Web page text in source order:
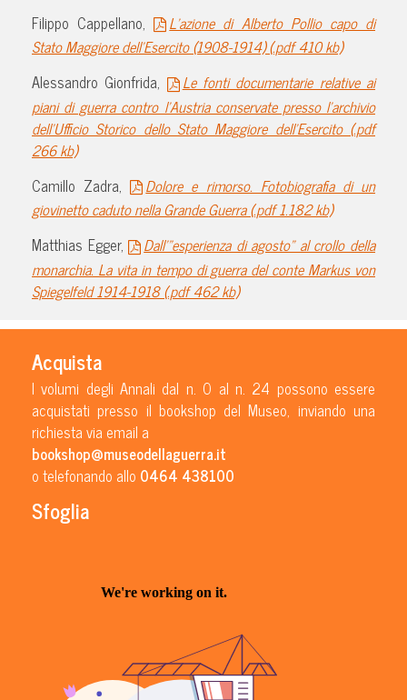
Filippo Cappellano,
L’azione di Alberto Pollio capo di
Stato Maggiore dell’Esercito (1908-1914) (.pdf 410 kb)
Alessandro Gionfrida,
Le fonti documentarie relative ai
piani di guerra contro l’Austria conservate presso l’archivio
dell’Ufficio Storico dello Stato Maggiore dell’Esercito (.pdf
266 kb)
Camillo Zadra,
Dolore e rimorso. Fotobiografia di un
giovinetto caduto nella Grande Guerra (.pdf 1.182 kb)
Matthias Egger,
Dall'”esperienza di agosto” al crollo della
monarchia. La vita in tempo di guerra del conte Markus von
Spiegelfeld 1914-1918 (.pdf 462 kb)
Acquista
I volumi degli Annali dal n. 0 al n. 24 possono essere
acquistati presso il bookshop del Museo, inviando una
richiesta via email a
bookshop@museodellaguerra.it
o telefonando allo 0464 438100
Sfoglia